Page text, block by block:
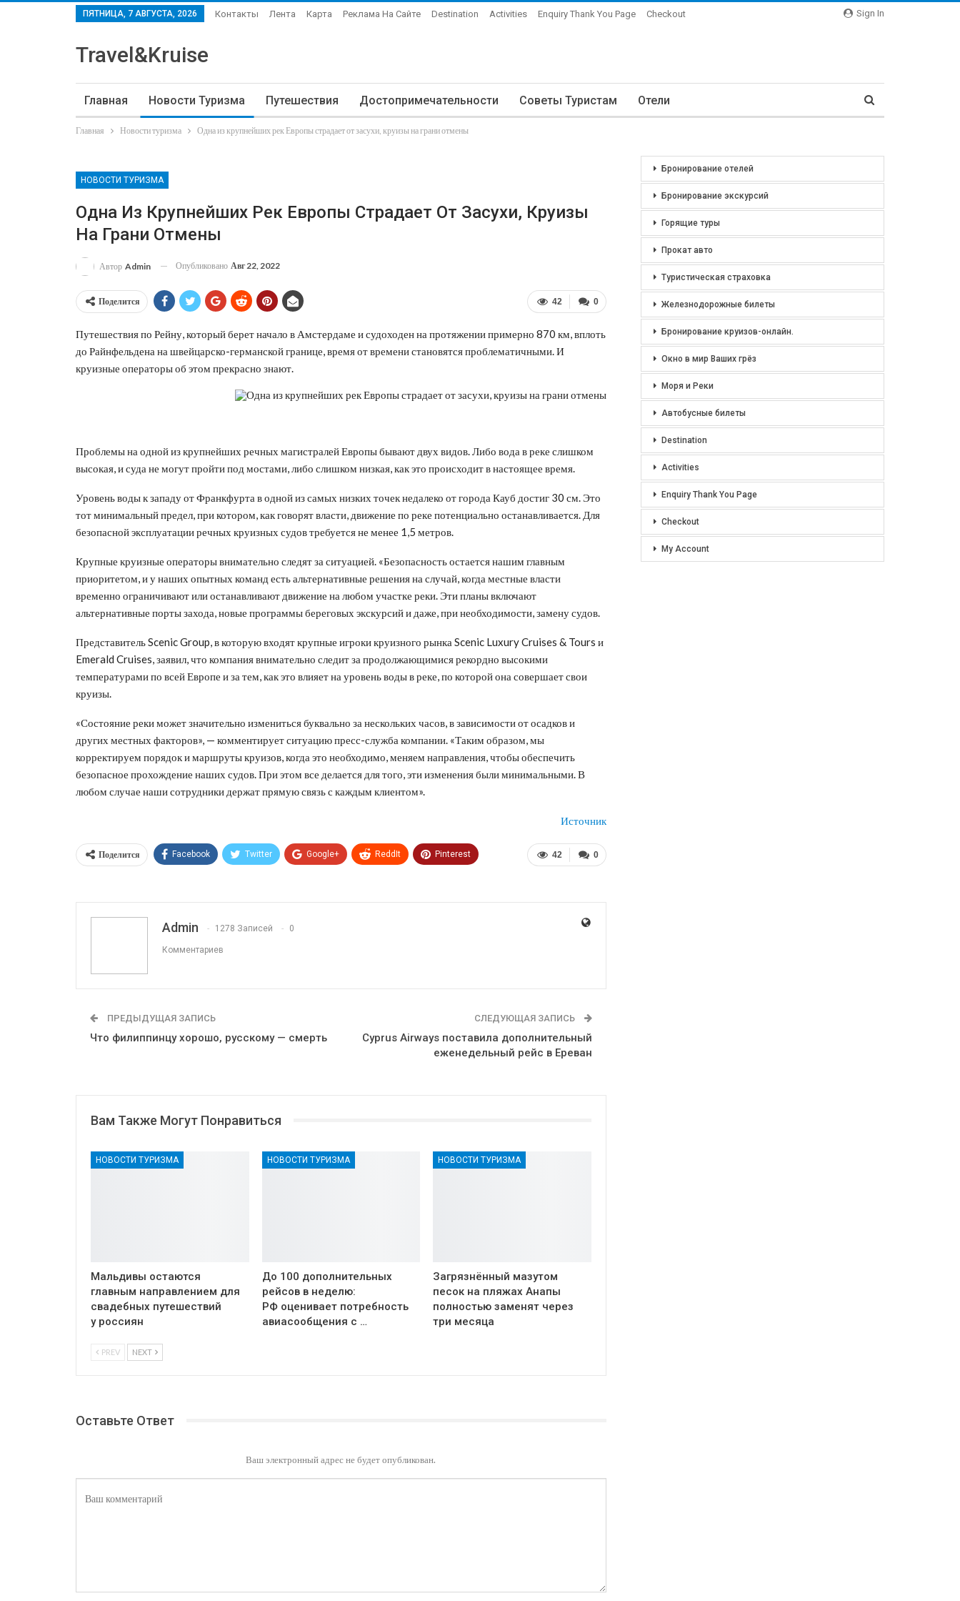
Sign In
ПЯТНИЦА, 7 АВГУСТА, 2026 Контакты Лента Карта Реклама На Сайте Destination Activities Enquiry Thank You Page
Checkout
Travel&Kruise
Главная Новости Туризма Путешествия Достопримечательности Советы Туристам Отели
Главная Новости туризма Одна из крупнейших рек Европы страдает от засухи, круизы на грани отмены
НОВОСТИ ТУРИЗМА
Одна Из Крупнейших Рек Европы Страдает От Засухи, Круизы
На Грани Отмены
Автор Admin Опубликовано Авг 22, 2022
0
42
Поделится
Путешествия по Рейну, который берет начало в Амстердаме и судоходен на протяжении примерно 870 км, вплоть
до Райнфельдена на швейцарско-германской границе, время от времени становятся проблематичными. И
круизные операторы об этом прекрасно знают.
Проблемы на одной из крупнейших речных магистралей Европы бывают двух видов. Либо вода в реке слишком
высокая, и суда не могут пройти под мостами, либо слишком низкая, как это происходит в настоящее время.
Уровень воды к западу от Франкфурта в одной из самых низких точек недалеко от города Кауб достиг 30 см. Это
тот минимальный предел, при котором, как говорят власти, движение по реке потенциально останавливается. Для
безопасной эксплуатации речных круизных судов требуется не менее 1,5 метров.
Крупные круизные операторы внимательно следят за ситуацией. «Безопасность остается нашим главным
приоритетом, и у наших опытных команд есть альтернативные решения на случай, когда местные власти
временно ограничивают или останавливают движение на любом участке реки. Эти планы включают
альтернативные порты захода, новые программы береговых экскурсий и даже, при необходимости, замену судов.
Представитель Scenic Group, в которую входят крупные игроки круизного рынка Scenic Luxury Cruises & Tours и
Emerald Cruises, заявил, что компания внимательно следит за продолжающимися рекордно высокими
температурами по всей Европе и за тем, как это влияет на уровень воды в реке, по которой она совершает свои
круизы.
«Состояние реки может значительно измениться буквально за нескольких часов, в зависимости от осадков и
других местных факторов», — комментирует ситуацию пресс-служба компании. «Таким образом, мы
корректируем порядок и маршруты круизов, когда это необходимо, меняем направления, чтобы обеспечить
безопасное прохождение наших судов. При этом все делается для того, эти изменения были минимальными. В
любом случае наши сотрудники держат прямую связь с каждым клиентом».
Источник
0
42
Поделится Facebook Twitter Google+ ReddIt Pinterest
Admin 1278 Записей 0
Комментариев
ПРЕДЫДУЩАЯ ЗАПИСЬ
Что филиппинцу хорошо, русскому — смерть
СЛЕДУЮЩАЯ ЗАПИСЬ
Cyprus Airways поставила дополнительный
еженедельный рейс в Ереван
Вам Также Могут Понравиться
НОВОСТИ ТУРИЗМА
Мальдивы остаются
главным направлением для
свадебных путешествий
у россиян
НОВОСТИ ТУРИЗМА
До 100 дополнительных
рейсов в неделю:
РФ оценивает потребность
авиасообщения с …
НОВОСТИ ТУРИЗМА
Загрязнённый мазутом
песок на пляжах Анапы
полностью заменят через
три месяца
PREV NEXT
Оставьте Ответ
Ваш электронный адрес не будет опубликован.
Бронирование отелей
Бронирование экскурсий
Горящие туры
Прокат авто
Туристическая страховка
Железнодорожные билеты
Бронирование круизов-онлайн.
Окно в мир Ваших грёз
Моря и Реки
Автобусные билеты
Destination
Activities
Enquiry Thank You Page
Checkout
My Account